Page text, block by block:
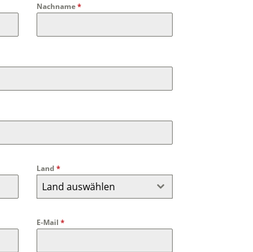
Nachname*
Land *
Land auswählen
E-Mail *